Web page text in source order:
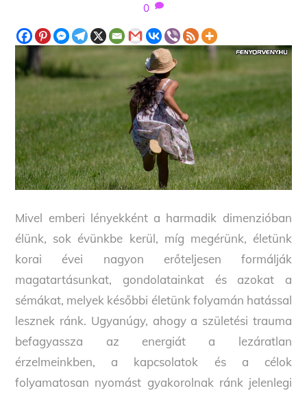
0
Mivel emberi lényekként a harmadik dimenzióban
élünk, sok évünkbe kerül, míg megérünk, életünk
korai évei nagyon erőteljesen formálják
magatartásunkat, gondolatainkat és azokat a
sémákat, melyek későbbi életünk folyamán hatással
lesznek ránk. Ugyanúgy, ahogy a születési trauma
befagyassza az energiát a lezáratlan
érzelmeinkben, a kapcsolatok és a célok
folyamatosan nyomást gyakorolnak ránk jelenlegi